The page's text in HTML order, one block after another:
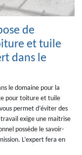
de
et tuile
dans le
le domaine pour la
pour toiture et tuile
permet d’éviter des
travail exige une maitrise
possède le savoir-
L’expert fera en